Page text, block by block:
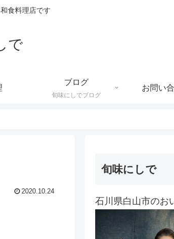
食料理店です
で
ブログ
旬味にしでブログ
お問い
2020.10.24
旬味にしで
石川県白山市のお